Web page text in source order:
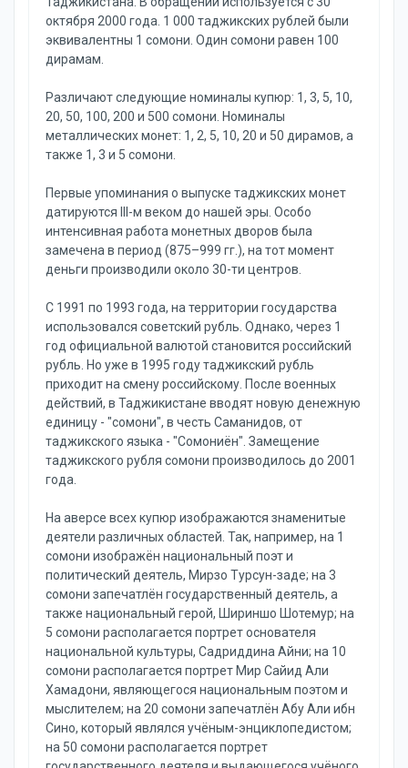
октября 2000 года. 1 000 таджикских рублей были
эквивалентны 1 сомони. Один сомони равен 100
дирамам.
Различают следующие номиналы купюр: 1, 3, 5, 10,
20, 50, 100, 200 и 500 сомони. Номиналы
металлических монет: 1, 2, 5, 10, 20 и 50 дирамов, а
также 1, 3 и 5 сомони.
Первые упоминания о выпуске таджикских монет
датируются III-м веком до нашей эры. Особо
интенсивная работа монетных дворов была
замечена в период (875–999 гг.), на тот момент
деньги производили около 30-ти центров.
С 1991 по 1993 года, на территории государства
использовался советский рубль. Однако, через 1
год официальной валютой становится российский
рубль. Но уже в 1995 году таджикский рубль
приходит на смену российскому. После военных
действий, в Таджикистане вводят новую денежную
единицу - "сомони", в честь Саманидов, от
таджикского языка - "Сомониён". Замещение
таджикского рубля сомони производилось до 2001
года.
На аверсе всех купюр изображаются знаменитые
деятели различных областей. Так, например, на 1
сомони изображён национальный поэт и
политический деятель, Мирзо Турсун-заде; на 3
сомони запечатлён государственный деятель, а
также национальный герой, Шириншо Шотемур; на
5 сомони располагается портрет основателя
национальной культуры, Садриддина Айни; на 10
сомони располагается портрет Мир Сайид Али
Хамадони, являющегося национальным поэтом и
мыслителем; на 20 сомони запечатлён Абу Али ибн
Сино, который являлся учёным-энциклопедистом;
на 50 сомони располагается портрет